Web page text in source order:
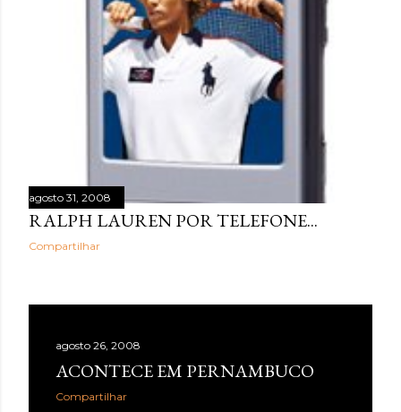
riqueza sensorial nas experiências. Na pesquisa da
consultoria, 42% atribuíram sua experiência mais
prazerosa da última se...
agosto 31, 2008
RALPH LAUREN POR TELEFONE...
Compartilhar
agosto 26, 2008
ACONTECE EM PERNAMBUCO
Compartilhar